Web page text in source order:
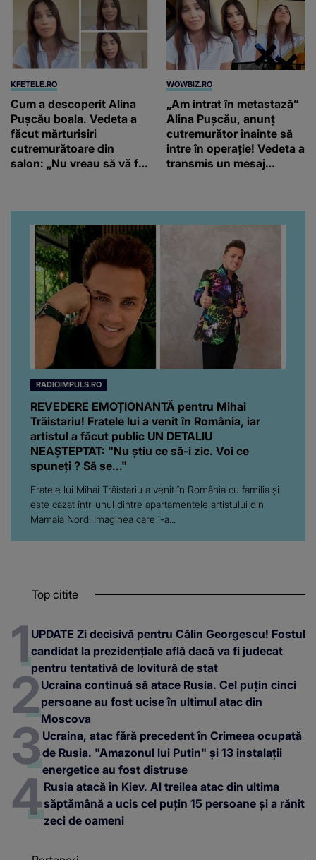
KFETELE.RO
Cum a descoperit Alina
Pușcău boala. Vedeta a
făcut mărturisiri
cutremurătoare din
salon: „Nu vreau să vă fie
WOWBIZ.RO
„Am intrat în metastază”
Alina Pușcău, anunț
cutremurător înainte să
intre în operație! Vedeta a
transmis un mesaj
RADIOIMPULS.RO
REVEDERE EMOȚIONANTĂ pentru Mihai
Trăistariu! Fratele lui a venit în România, iar
artistul a făcut public UN DETALIU
NEAȘTEPTAT: "Nu știu ce să-i zic. Voi ce
spuneți ? Să se..."
Fratele lui Mihai Trăistariu a venit în România cu familia și
este cazat într-unul dintre apartamentele artistului din
Mamaia Nord. Imaginea care i-a...
Top citite
UPDATE Zi decisivă pentru Călin Georgescu! Fostul
candidat la prezidențiale află dacă va fi judecat
pentru tentativă de lovitură de stat
Ucraina continuă să atace Rusia. Cel puțin cinci
persoane au fost ucise în ultimul atac din
Moscova
Ucraina, atac fără precedent în Crimeea ocupată
de Rusia. "Amazonul lui Putin" și 13 instalații
energetice au fost distruse
Rusia atacă în Kiev. Al treilea atac din ultima
săptămână a ucis cel puțin 15 persoane și a rănit
zeci de oameni